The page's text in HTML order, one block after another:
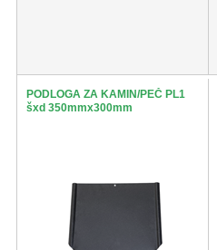
PODLOGA ZA KAMIN/PEČ PL1
šxd 350mmx300mm